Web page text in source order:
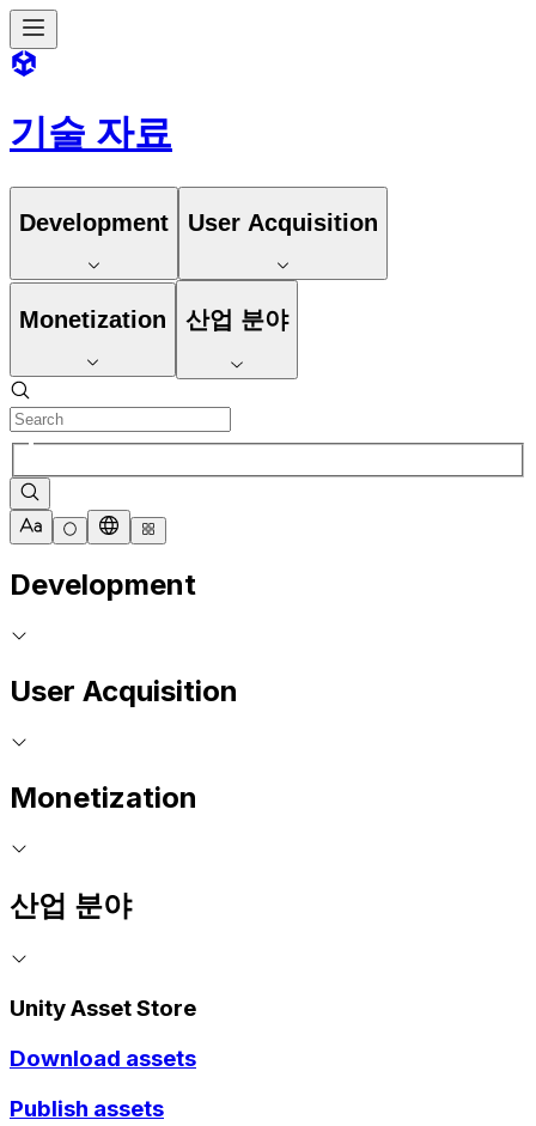
기술 자료
Development User Acquisition
Monetization 산업 분야
Development
User Acquisition
Monetization
산업 분야
Unity Asset Store
Download assets
Publish assets